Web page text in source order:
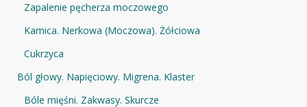
Zapalenie pęcherza moczowego
Kamica. Nerkowa (Moczowa). Żółciowa
Cukrzyca
Ból głowy. Napięciowy. Migrena. Klaster
Bóle mięśni. Zakwasy. Skurcze